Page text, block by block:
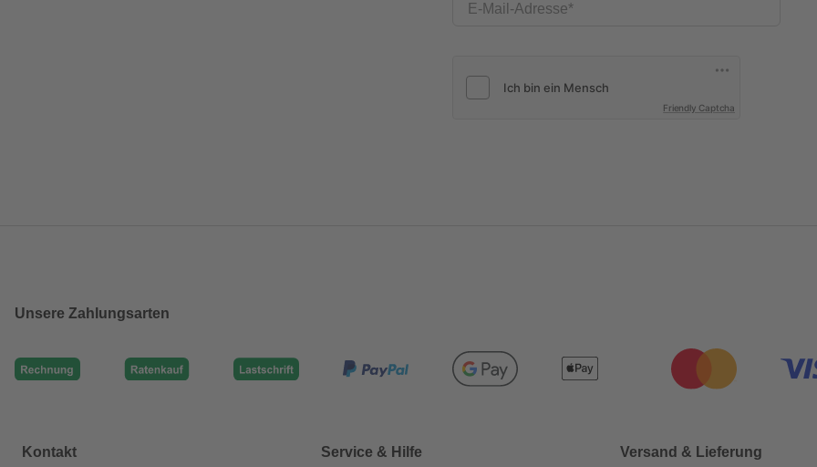
E-Mail-Adresse
Friendly Captcha
Unsere Zahlungsarten
Kontakt Service & Hilfe Versand & Lieferung